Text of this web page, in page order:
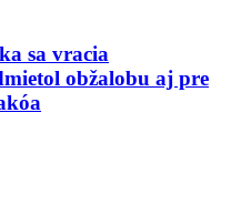
sa vracia
obžalobu aj pre